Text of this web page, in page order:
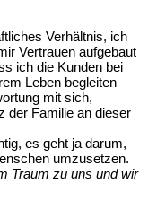
Verhältnis, ich
Vertrauen aufgebaut
ich die Kunden bei
Leben begleiten
mit sich,
der Familie an dieser
es geht ja darum,
umzusetzen.
Traum zu uns und wir